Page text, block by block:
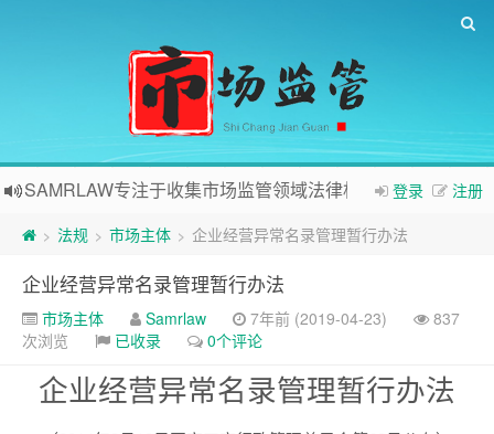
登录 注册
SAMRLAW专注于收集市场监管领域法律相关内容
> 法规 > 市场主体 > 企业经营异常名录管理暂行办法
企业经营异常名录管理暂行办法
市场主体 Samrlaw 7年前 (2019-04-23)
837
次浏览
已收录 0个评论
企业经营异常名录管理暂行办法